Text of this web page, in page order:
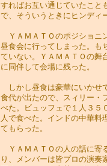
すればお互い通じていたこと
で、そういうときにヒンディ
ＹＡＭＡＴＯのポジショニ
昼食会に行ってしまった。も
ていない。ＹＡＭＡＴＯの舞
に同伴して会場に残った。
しかし昼食は豪華にいかせ
食代が出たので、スィリー・
べた。ビュッフェで１人３５
人で食べた。インドの中華料
てもらった。
ＹＡＭＡＴＯの人の話に寄
り、メンバーは皆プロの演奏